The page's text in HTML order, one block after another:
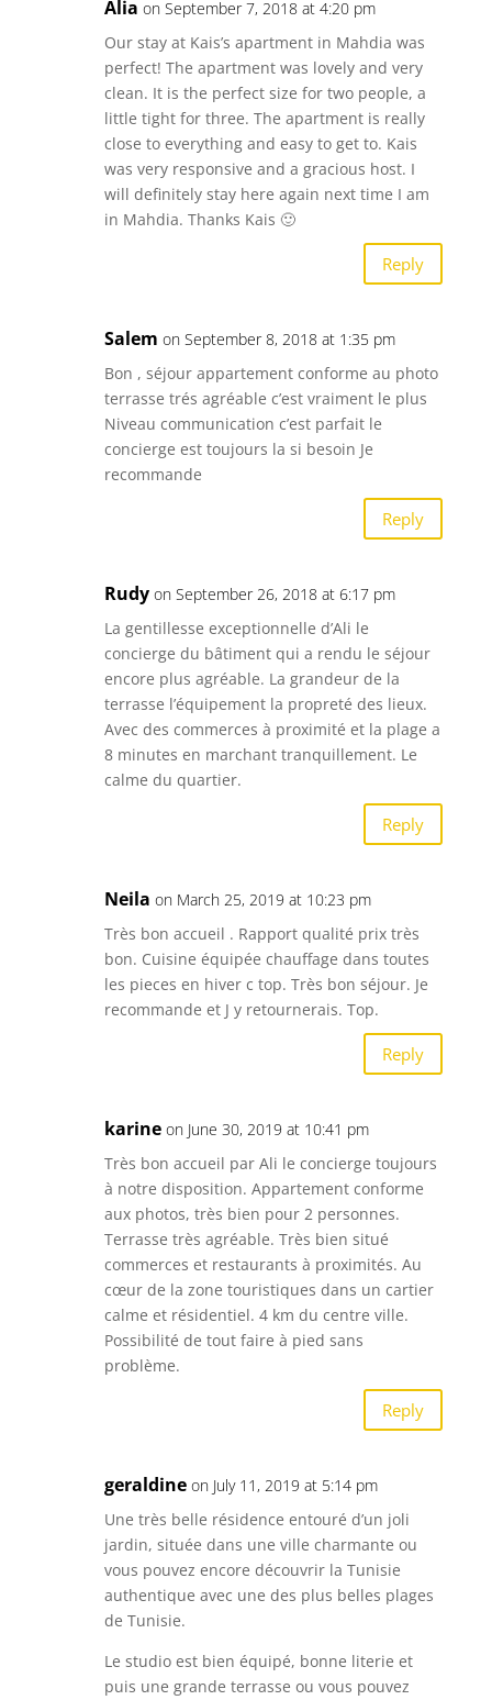
Alia on September 7, 2018 at 4:20 pm
Our stay at Kais’s apartment in Mahdia was
perfect! The apartment was lovely and very
clean. It is the perfect size for two people, a
little tight for three. The apartment is really
close to everything and easy to get to. Kais
was very responsive and a gracious host. I
will definitely stay here again next time I am
in Mahdia. Thanks Kais 🙂
Reply
Salem on September 8, 2018 at 1:35 pm
Bon , séjour appartement conforme au photo
terrasse trés agréable c’est vraiment le plus
Niveau communication c’est parfait le
concierge est toujours la si besoin Je
recommande
Reply
Rudy on September 26, 2018 at 6:17 pm
La gentillesse exceptionnelle d’Ali le
concierge du bâtiment qui a rendu le séjour
encore plus agréable. La grandeur de la
terrasse l’équipement la propreté des lieux.
Avec des commerces à proximité et la plage a
8 minutes en marchant tranquillement. Le
calme du quartier.
Reply
Neila on March 25, 2019 at 10:23 pm
Très bon accueil . Rapport qualité prix très
bon. Cuisine équipée chauffage dans toutes
les pieces en hiver c top. Très bon séjour. Je
recommande et J y retournerais. Top.
Reply
karine on June 30, 2019 at 10:41 pm
Très bon accueil par Ali le concierge toujours
à notre disposition. Appartement conforme
aux photos, très bien pour 2 personnes.
Terrasse très agréable. Très bien situé
commerces et restaurants à proximités. Au
cœur de la zone touristiques dans un cartier
calme et résidentiel. 4 km du centre ville.
Possibilité de tout faire à pied sans
problème.
Reply
geraldine on July 11, 2019 at 5:14 pm
Une très belle résidence entouré d’un joli
jardin, située dans une ville charmante ou
vous pouvez encore découvrir la Tunisie
authentique avec une des plus belles plages
de Tunisie.
Le studio est bien équipé, bonne literie et
puis une grande terrasse ou vous pouvez